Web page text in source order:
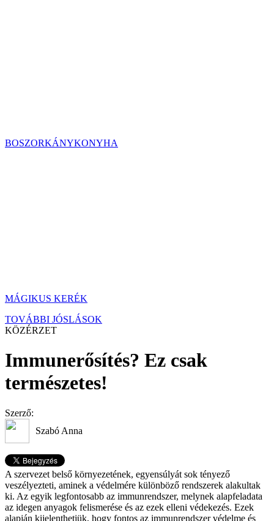
BOSZORKÁNYKONYHA
MÁGIKUS KERÉK
TOVÁBBI JÓSLÁSOK
KÖZÉRZET
Immunerősítés? Ez csak
természetes!
Szerző:
Szabó Anna
A szervezet belső környezetének, egyensúlyát sok tényező
veszélyezteti, aminek a védelmére különböző rendszerek alakultak
ki. Az egyik legfontosabb az immunrendszer, melynek alapfeladata
az idegen anyagok felismerése és az ezek elleni védekezés. Ezek
alapján kijelenthetjük, hogy fontos az immunrendszer védelme és